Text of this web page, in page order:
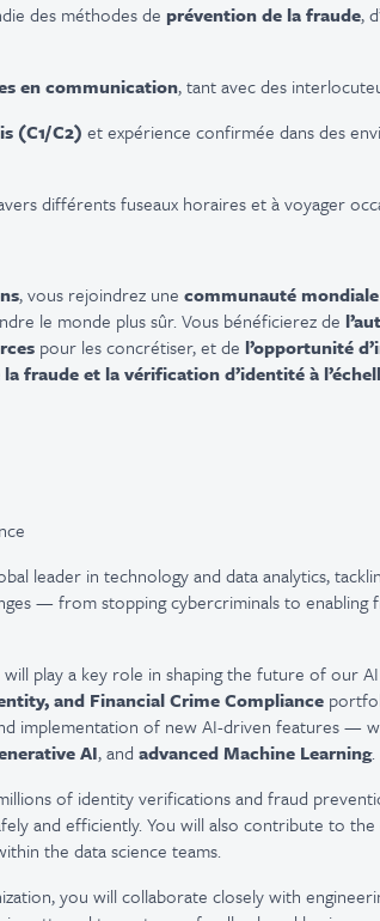
des méthodes de prévention de la fraude,
en communication, tant avec des
(C1/C2) et expérience confirmée dans des
différents fuseaux horaires et à voyager
, vous rejoindrez une communauté
le monde plus sûr. Vous bénéficierez de
pour les concrétiser, et de l’opportunité
fraude et la vérification d’identité à
leader in technology and data analytics,
— from stopping cybercriminals to enabling
play a key role in shaping the future of our
and Financial Crime Compliance
implementation of new AI-driven features —
AI, and advanced Machine Learning.
of identity verifications and fraud
and efficiently. You will also contribute to
the data science teams.
you will collaborate closely with